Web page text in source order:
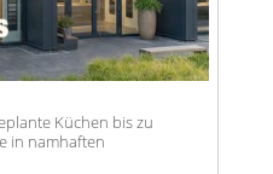
Küchen bis zu
in namhaften